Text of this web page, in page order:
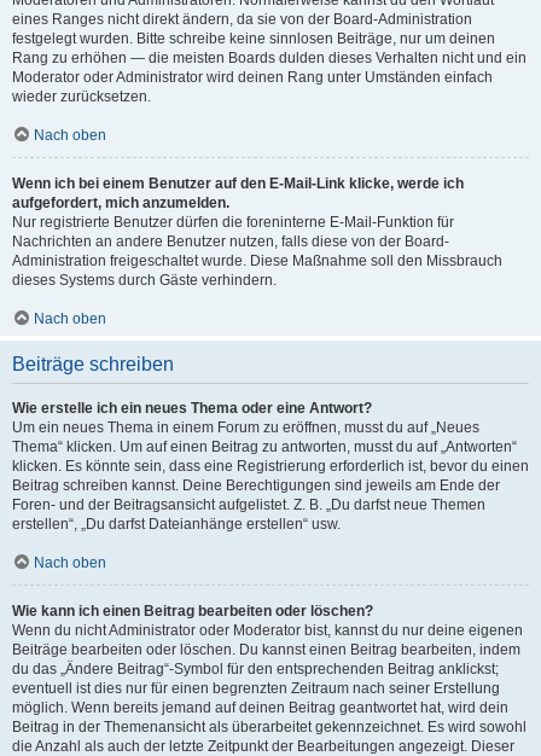
eines Ranges nicht direkt ändern, da sie von der Board-Administration
festgelegt wurden. Bitte schreibe keine sinnlosen Beiträge, nur um deinen
Rang zu erhöhen — die meisten Boards dulden dieses Verhalten nicht und ein
Moderator oder Administrator wird deinen Rang unter Umständen einfach
wieder zurücksetzen.
Nach oben
Wenn ich bei einem Benutzer auf den E-Mail-Link klicke, werde ich
aufgefordert, mich anzumelden.
Nur registrierte Benutzer dürfen die foreninterne E-Mail-Funktion für
Nachrichten an andere Benutzer nutzen, falls diese von der Board-
Administration freigeschaltet wurde. Diese Maßnahme soll den Missbrauch
dieses Systems durch Gäste verhindern.
Nach oben
Beiträge schreiben
Wie erstelle ich ein neues Thema oder eine Antwort?
Um ein neues Thema in einem Forum zu eröffnen, musst du auf „Neues
Thema“ klicken. Um auf einen Beitrag zu antworten, musst du auf „Antworten“
klicken. Es könnte sein, dass eine Registrierung erforderlich ist, bevor du einen
Beitrag schreiben kannst. Deine Berechtigungen sind jeweils am Ende der
Foren- und der Beitragsansicht aufgelistet. Z. B. „Du darfst neue Themen
erstellen“, „Du darfst Dateianhänge erstellen“ usw.
Nach oben
Wie kann ich einen Beitrag bearbeiten oder löschen?
Wenn du nicht Administrator oder Moderator bist, kannst du nur deine eigenen
Beiträge bearbeiten oder löschen. Du kannst einen Beitrag bearbeiten, indem
du das „Ändere Beitrag“-Symbol für den entsprechenden Beitrag anklickst;
eventuell ist dies nur für einen begrenzten Zeitraum nach seiner Erstellung
möglich. Wenn bereits jemand auf deinen Beitrag geantwortet hat, wird dein
Beitrag in der Themenansicht als überarbeitet gekennzeichnet. Es wird sowohl
die Anzahl als auch der letzte Zeitpunkt der Bearbeitungen angezeigt. Dieser